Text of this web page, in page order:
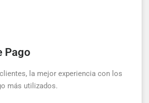
Pago
la mejor experiencia con los
más utilizados.